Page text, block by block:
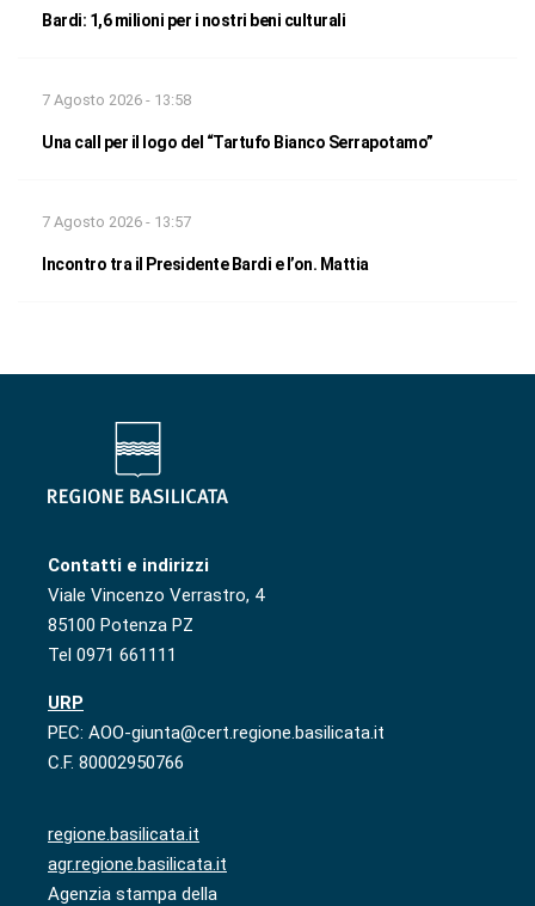
Bardi: 1,6 milioni per i nostri beni culturali
7 Agosto 2026 - 13:58
Una call per il logo del “Tartufo Bianco Serrapotamo”
7 Agosto 2026 - 13:57
Incontro tra il Presidente Bardi e l’on. Mattia
Contatti e indirizzi
Viale Vincenzo Verrastro, 4
85100 Potenza PZ
Tel 0971 661111
URP
PEC: AOO-giunta@cert.regione.basilicata.it
C.F. 80002950766
regione.basilicata.it
agr.regione.basilicata.it
Agenzia stampa della